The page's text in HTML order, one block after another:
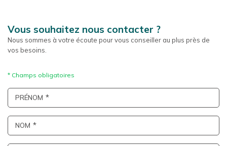
Vous souhaitez nous contacter ?
Nous sommes à votre écoute pour vous conseiller au plus près de
vos besoins.
PRÉNOM
NOM